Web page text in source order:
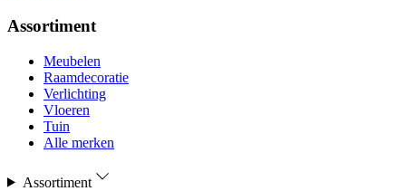
Assortiment
Meubelen
Raamdecoratie
Verlichting
Vloeren
Tuin
Alle merken
Assortiment